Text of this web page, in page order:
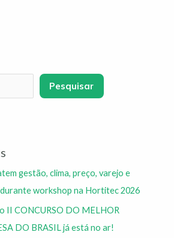
Pesquisar
gestão, clima, preço, varejo e
workshop na Hortitec 2026
II CONCURSO DO MELHOR
DO BRASIL já está no ar!